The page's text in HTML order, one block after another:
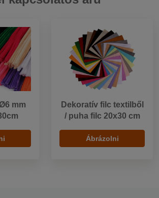
mm
Dekoratív filc textilből
/ puha filc 20x30 cm
Ábrázolni